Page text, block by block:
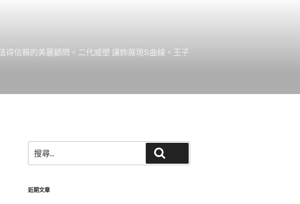
信賴的美麗顧問。二代威塑 讓妳展現S曲線。王子
尋
關
字:
近期文章